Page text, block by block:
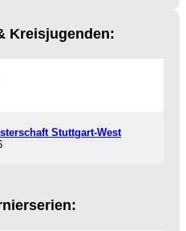
Kreisjugenden:
Stuttgart-West